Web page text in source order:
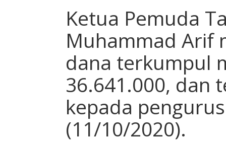
Ketua Pemuda
Muhammad Arif
dana terkumpul
36.641.000, dan
kepada
(11/10/2020).